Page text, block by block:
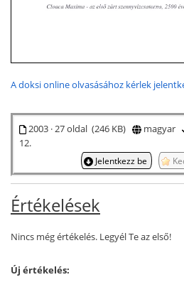
A doksi online olvasásához kérlek
2003 · 27 oldal (246 KB) magyar
12.
Jelentkezz be
Értékelések
Nincs még értékelés. Legyél Te az első!
Új értékelés: